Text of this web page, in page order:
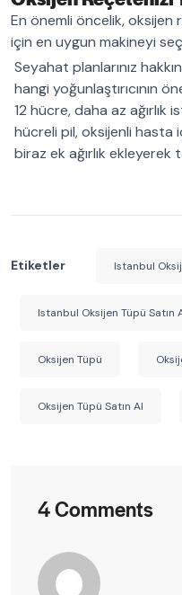
En önemli öncelik, oksijen
için en uygun makineyi
Seyahat planlarınız
hangi yoğunlaştırıcının
12 hücre, daha az ağırlık
hücreli pil, oksijenli hasta
biraz ek ağırlık ekleyerek
Etiketler Istanbul
Istanbul Oksijen Tüpü Satın
Oksijen Tüpü
Oksijen Tüpü Satın Al
4 Comments